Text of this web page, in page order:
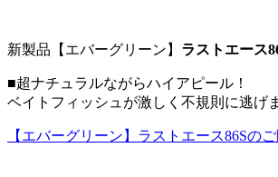
新製品【エバーグリーン】 ラストエース
■超ナチュラルながらハイアピール！
ベイトフィッシュが激しく不規則に逃げ
【エバーグリーン】ラストエース86Sの